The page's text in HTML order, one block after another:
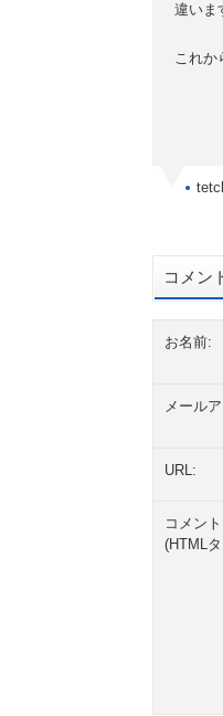
違いま
これか
コメン
お名前:
メール
URL:
コメント
(HTML